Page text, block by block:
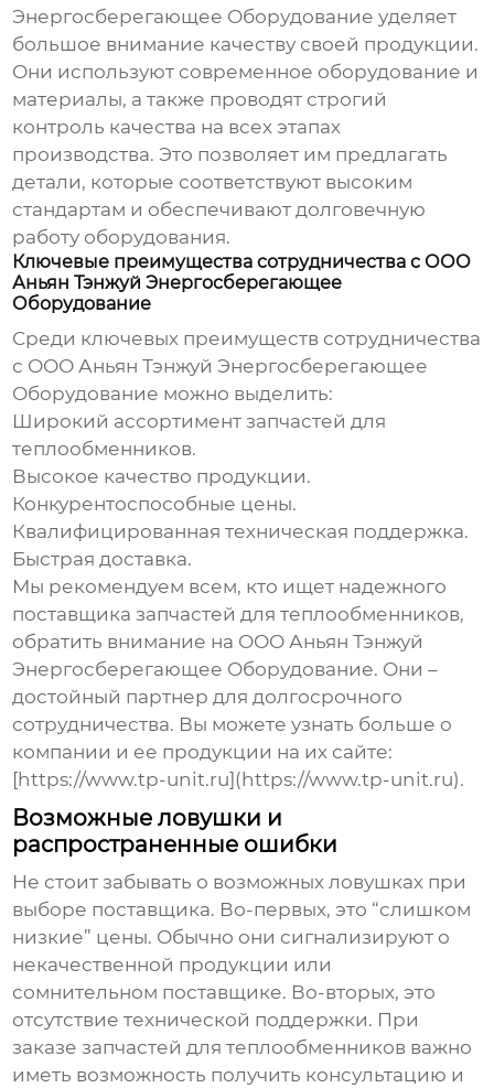
Энергосберегающее Оборудование уделяет
большое внимание качеству своей продукции.
Они используют современное оборудование и
материалы, а также проводят строгий
контроль качества на всех этапах
производства. Это позволяет им предлагать
детали, которые соответствуют высоким
стандартам и обеспечивают долговечную
работу оборудования.
Ключевые преимущества сотрудничества с ООО
Аньян Тэнжуй Энергосберегающее
Оборудование
Среди ключевых преимуществ сотрудничества
с ООО Аньян Тэнжуй Энергосберегающее
Оборудование можно выделить:
Широкий ассортиментзапчастей для
теплообменников.
Высокое качество продукции.
Конкурентоспособные цены.
Квалифицированная техническая поддержка.
Быстрая доставка.
Мы рекомендуем всем, кто ищет надежного
поставщиказапчастей для теплообменников,
обратить внимание на ООО Аньян Тэнжуй
Энергосберегающее Оборудование. Они –
достойный партнер для долгосрочного
сотрудничества. Вы можете узнать больше о
компании и ее продукции на их сайте:
[https://www.tp-unit.ru](https://www.tp-unit.ru).
Возможные ловушки и
распространенные ошибки
Не стоит забывать о возможных ловушках при
выборе поставщика. Во-первых, это “слишком
низкие” цены. Обычно они сигнализируют о
некачественной продукции или
сомнительном поставщике. Во-вторых, это
отсутствие технической поддержки. При
заказезапчастей для теплообменников важно
иметь возможность получить консультацию и